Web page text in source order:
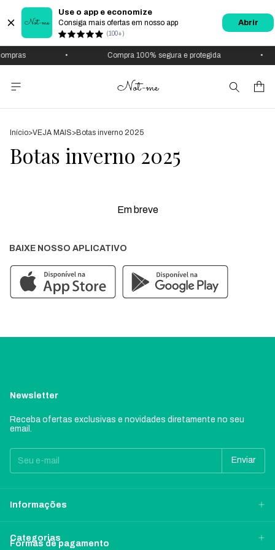
Use o app e economize
Consiga mais ofertas em nosso app
(100+)
Abrir
• Compra 100% segura e protegida •
Início>VEJA MAIS>Botas inverno 2025
Botas inverno 2025
Em breve
BAIXE NOSSO APLICATIVO
Newsletter
Receba ofertas exclusivas e novidades diretamente no seu
email.
Informações
Categorias
Formas de pagamento